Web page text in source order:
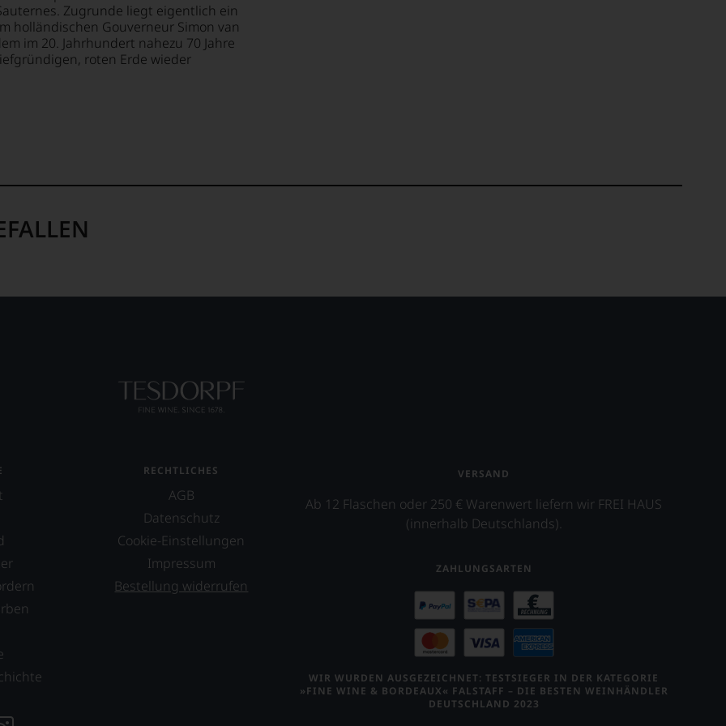
Zugrunde liegt eigentlich ein
holländischen Gouverneur Simon van
im 20. Jahrhundert nahezu 70 Jahre
roten Erde wieder
RECHTLICHES
AGB
Datenschutz
Cookie-Einstellungen
Impressum
Bestellung widerrufen
VERSAND
Ab 12 Flaschen oder 250 € Warenwert liefern wir FREI HAUS
(innerhalb Deutschlands).
ZAHLUNGSARTEN
WIR WURDEN AUSGEZEICHNET: TESTSIEGER IN DER KATEGORIE
»FINE WINE & BORDEAUX« FALSTAFF – DIE BESTEN WEINHÄNDLER
DEUTSCHLAND 2023